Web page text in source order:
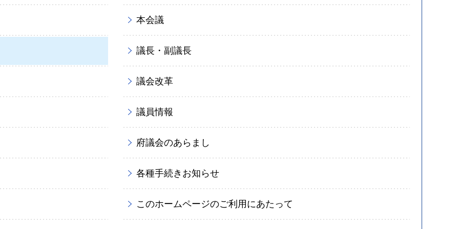
本会議
議長・副議長
議会改革
議員情報
府議会のあらまし
各種手続きお知らせ
このホームページのご利用にあたって